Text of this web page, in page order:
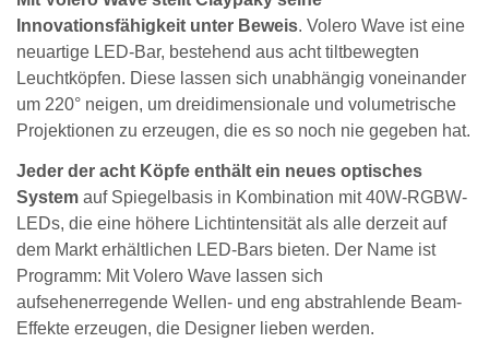
Innovationsfähigkeit unter Beweis. Volero Wave ist eine
neuartige LED-Bar, bestehend aus acht tiltbewegten
Leuchtköpfen. Diese lassen sich unabhängig voneinander
um 220° neigen, um dreidimensionale und volumetrische
Projektionen zu erzeugen, die es so noch nie gegeben hat.
Jeder der acht Köpfe enthält ein neues optisches
System auf Spiegelbasis in Kombination mit 40W-RGBW-
LEDs, die eine höhere Lichtintensität als alle derzeit auf
dem Markt erhältlichen LED-Bars bieten. Der Name ist
Programm: Mit Volero Wave lassen sich
aufsehenerregende Wellen- und eng abstrahlende Beam-
Effekte erzeugen, die Designer lieben werden.